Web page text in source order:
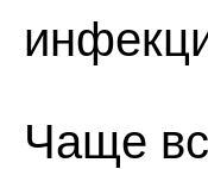
Чаще